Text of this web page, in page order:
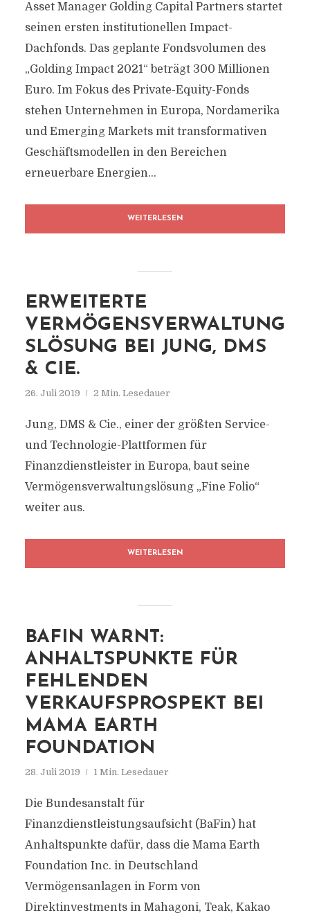
Asset Manager Golding Capital Partners startet
seinen ersten institutionellen Impact-
Dachfonds. Das geplante Fondsvolumen des
„Golding Impact 2021“ beträgt 300 Millionen
Euro. Im Fokus des Private-Equity-Fonds
stehen Unternehmen in Europa, Nordamerika
und Emerging Markets mit transformativen
Geschäftsmodellen in den Bereichen
erneuerbare Energien...
WEITERLESEN
ERWEITERTE
VERMÖGENSVERWALTUNG
SLÖSUNG BEI JUNG, DMS
& CIE.
26. Juli 2019 2 Min. Lesedauer
Jung, DMS & Cie., einer der größten Service-
und Technologie-Plattformen für
Finanzdienstleister in Europa, baut seine
Vermögensverwaltungslösung „Fine Folio“
weiter aus.
WEITERLESEN
BAFIN WARNT:
ANHALTSPUNKTE FÜR
FEHLENDEN
VERKAUFSPROSPEKT BEI
MAMA EARTH
FOUNDATION
28. Juli 2019 1 Min. Lesedauer
Die Bundesanstalt für
Finanzdienstleistungsaufsicht (BaFin) hat
Anhaltspunkte dafür, dass die Mama Earth
Foundation Inc. in Deutschland
Vermögensanlagen in Form von
Direktinvestments in Mahagoni, Teak, Kakao